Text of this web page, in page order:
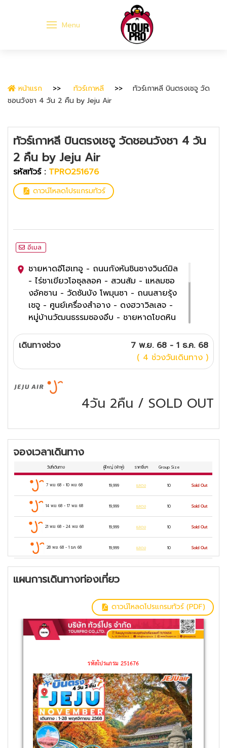
Menu
หน้าแรก ทัวร์เกาหลี
ทัวร์เกาหลี บินตรงเชจู วัด
ชอนวังชา 4 วัน 2 คืน by Jeju Air
ทัวร์เกาหลี บินตรงเชจู วัดชอนวังชา 4 วัน
2 คืน by Jeju Air
รหัสทัวร์ : TPRO251676
ดาวน์โหลดโปรแกรมทัวร์
อีเมล
ชายหาดอีโฮเทอู - ถนนกังหันชินซางวินด์มิล
- ไร่ชาเขียวโอซุลลอค - สวนส้ม - แหลมซอ
งอัคซาน - วัดซันบัง โพมุนซา - ถนนสายรุ้ง
เชจู - ศูนย์เครื่องสำอาง - ดงฮวาวิลเลจ -
หมู่บ้านวัฒนธรรมซองอึบ - ชายหาดโขดหิน
ดรีมทาวเวอร์ - วัดชอนวังซา - ศูนย์น้ำมัน
สนเข็มแดง - ศูนย์แสดงชุดเครื่องนอน
SESA LIVING - ซุปเปอร์มาร์เก็ต- ศูนย์
สมุนไพรโสมและฮอตเกนามู - ดิวตี้ฟรี -
ช้อปปิ้งในดาวน์ทาวน์
เมนูพิเศษ Jeon Bok Juk หรือโจ๊กหอย
ก๋วยเตี๋ยวเชจู
4ดาว
เดินทางช่วง
7 พ.ย. 68 - 1 ธ.ค. 68
( 4 ช่วงวันเดินทาง )
4วัน 2คืน / SOLD OUT
จองเวลาเดินทาง
วันที่เดินทาง ผู้ใหญ่(พักคู่) ราคาอื่นๆ Group Size
7 พ.ย. 68- 10 พ.ย. 68 19,999 แสดง 10 Sold Out
14 พ.ย. 68- 17 พ.ย. 68 19,999 แสดง 10 Sold Out
21 พ.ย. 68- 24 พ.ย. 68 19,999 แสดง 10 Sold Out
28 พ.ย. 68 -1 ธ.ค. 68 19,999 แสดง 10 Sold Out
แผนการเดินทางท่องเที่ยว
ดาวน์โหลดโปรแกรมทัวร์ (PDF)